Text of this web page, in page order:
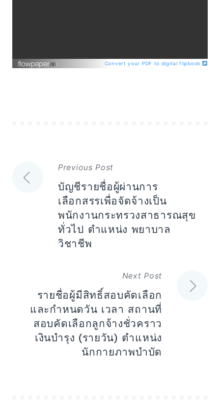
Convert your PDF to digital flipbook
แนะแนว
เรื่อง
Previous Post
บัญชีรายชื่อผู้ผ่านการ
เลือกสรรเพื่อจัดจ้างเป็น
พนักงานกระทรวงสาธารณสุข
ทั่วไป ตำแหน่ง พยาบาล
วิชาชีพ
Next Post
รายชื่อผู้มีสิทธิ์สอบคัดเลือก
และกำหนดวัน เวลา สถานที่
สอบคัดเลือกลูกจ้างชั่วคราว
เงินบำรุง (รายวัน) ตำแหน่ง
นักกายภาพบำบัด